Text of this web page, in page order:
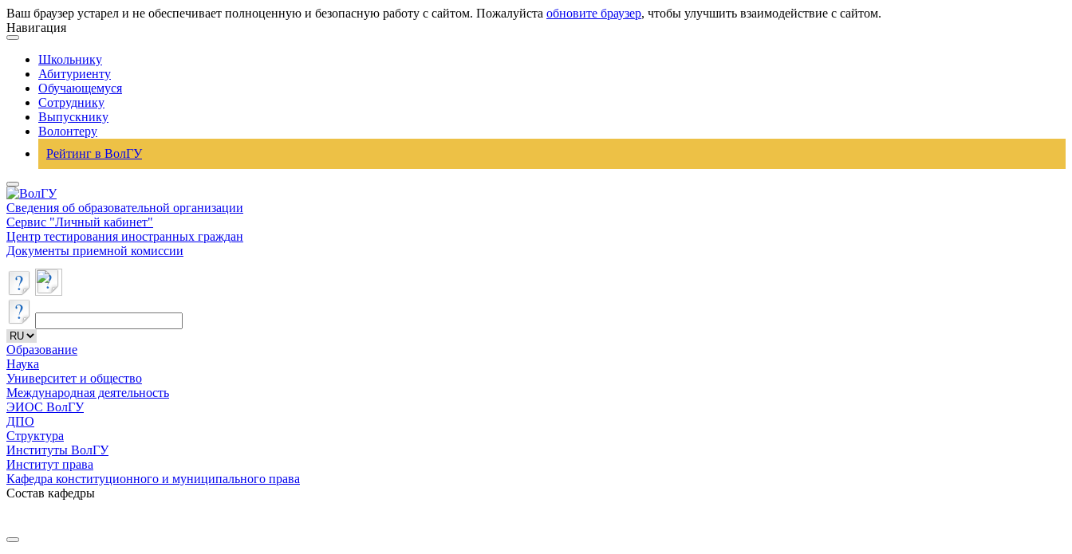
Ваш браузер устарел и не обеспечивает полноценную и безопасную работу с сайтом. Пожалуйста обновите браузер, чтобы улучшить взаимодействие с сайтом.
Навигация
Школьнику
Абитуриенту
Обучающемуся
Сотруднику
Выпускнику
Волонтеру
Рейтинг в ВолГУ
Сведения об образовательной организации
Сервис "Личный кабинет"
Центр тестирования иностранных граждан
Документы приемной комиссии
Образование
Наука
Университет и общество
Международная деятельность
ЭИОС ВолГУ
ДПО
Структура
Институты ВолГУ
Институт права
Кафедра конституционного и муниципального права
Состав кафедры